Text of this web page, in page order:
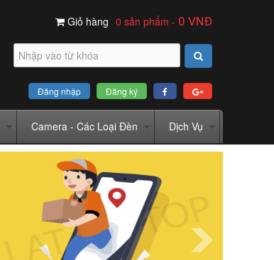
Giỏ hàng 0 sản phẩm - 0 VNĐ
Đăng nhập Đăng ký
Camera - Các Loại Đèn Dịch Vụ